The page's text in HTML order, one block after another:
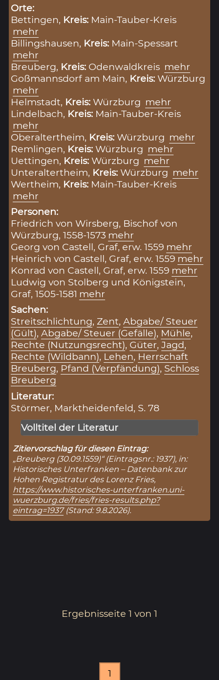
Orte:
Bettingen, Kreis: Main-Tauber-Kreis
mehr
Billingshausen, Kreis: Main-Spessart
mehr
Breuberg, Kreis: Odenwaldkreis mehr
Goßmannsdorf am Main, Kreis:Würzburg
mehr
Helmstadt, Kreis:Würzburg mehr
Lindelbach, Kreis: Main-Tauber-Kreis
mehr
Oberaltertheim, Kreis:Würzburg mehr
Remlingen, Kreis:Würzburg mehr
Uettingen, Kreis:Würzburg mehr
Unteraltertheim, Kreis:Würzburg mehr
Wertheim, Kreis: Main-Tauber-Kreis
mehr
Personen:
Friedrich von Wirsberg, Bischof von
Würzburg, 1558-1573 mehr
Georg von Castell, Graf, erw. 1559 mehr
Heinrich von Castell, Graf, erw. 1559 mehr
Konrad von Castell, Graf, erw. 1559 mehr
Ludwig von Stolberg und Königstein,
Graf, 1505-1581 mehr
Sachen:
Streitschlichtung,Zent,Abgabe/ Steuer
(Gült),Abgabe/ Steuer (Gefälle), Mühle,
Rechte (Nutzungsrecht), Güter,Jagd,
Rechte (Wildbann), Lehen, Herrschaft
Breuberg, Pfand (Verpfändung), Schloss
Breuberg
Literatur:
Störmer, Marktheidenfeld, S. 78
Volltitel der Literatur
Zitiervorschlag für diesen Eintrag:
„Breuberg (30.09.1559)“ (Eintragsnr.: 1937), in:
Historisches Unterfranken – Datenbank zur
Hohen Registratur des Lorenz Fries,
https://www.historisches-unterfranken.uni-
wuerzburg.de/fries/fries-results.php?
eintrag=1937(Stand: 9.8.2026).
Ergebnisseite 1 von 1
1